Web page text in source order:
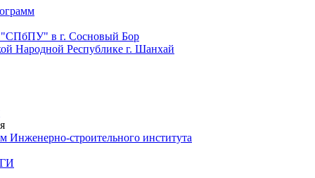
"СПбПУ" в г. Сосновый Бор
Народной Республике г. Шанхай
строительного института